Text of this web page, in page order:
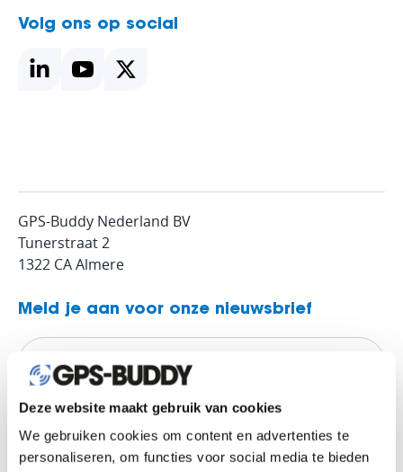
Deze website maakt gebruik van cookies
We gebruiken cookies om content en advertenties te
personaliseren, om functies voor social media te bieden
GPS-Buddy Nederland BV
Tunerstraat 2
1322 CA Almere
Meld je aan voor onze nieuwsbrief
Volg ons op social